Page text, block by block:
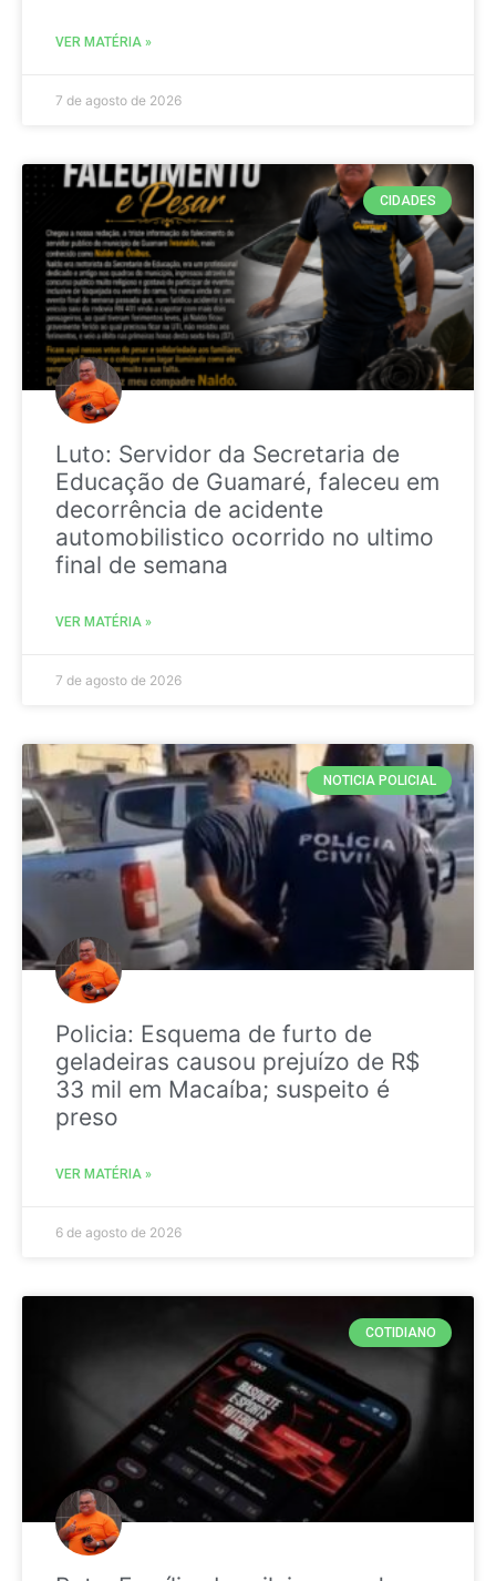
VER MATÉRIA »
7 de agosto de 2026
CIDADES
Luto: Servidor da Secretaria de
Educação de Guamaré, faleceu em
decorrência de acidente
automobilistico ocorrido no ultimo
final de semana
VER MATÉRIA »
7 de agosto de 2026
NOTICIA POLICIAL
Policia: Esquema de furto de
geladeiras causou prejuízo de R$
33 mil em Macaíba; suspeito é
preso
VER MATÉRIA »
6 de agosto de 2026
COTIDIANO